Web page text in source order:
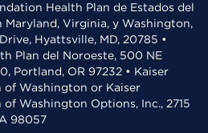
Health Plan de Estados del
Maryland, Virginia, y Washington,
Hyattsville, MD, 20785 •
Plan del Noroeste, 500 NE
Portland, OR 97232 • Kaiser
of Washington or Kaiser
Washington Options, Inc., 2715
98057